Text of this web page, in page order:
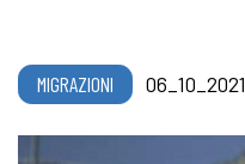
MIGRAZIONI 06_10_2021